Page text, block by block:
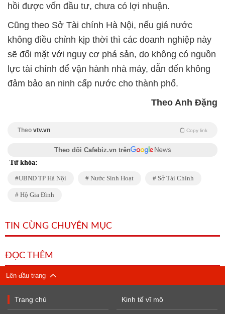
hồi được vốn đầu tư, chưa có lợi nhuận.
Cũng theo Sở Tài chính Hà Nội, nếu giá nước
không điều chỉnh kịp thời thì các doanh nghiệp này
sẽ đối mặt với nguy cơ phá sản, do không có nguồn
lực tài chính để vận hành nhà máy, dẫn đến không
đảm bảo an ninh cấp nước cho thành phố.
Theo Anh Đặng
Theo vtv.vn Copy link
Theo dõi Cafebiz.vn trên
Từ khóa:
UBND TP Hà Nội Nước Sinh Hoạt Sở Tài Chính
Hộ Gia Đình
TIN CÙNG CHUYÊN MỤC
ĐỌC THÊM
Lên đầu trang
Trang chủ Kinh tế vĩ mô